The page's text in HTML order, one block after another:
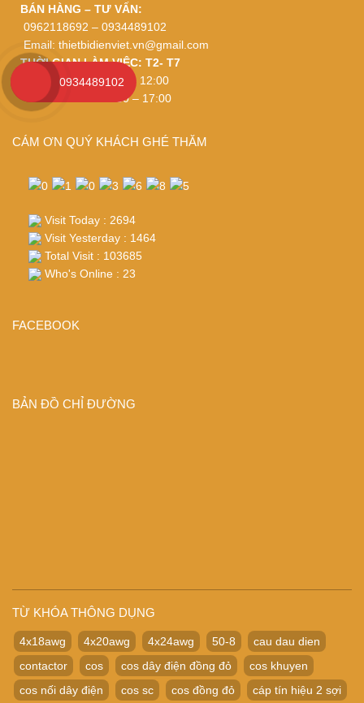
BÁN HÀNG – TƯ VẤN:
0962118692 – 0934489102
Email: thietbidienviet.vn@gmail.com
THỜI GIAN LÀM VIỆC: T2- T7
Buổi sáng: 8:30 – 12:00
Buổi chiều: 1:30 – 17:00
CÁM ƠN QUÝ KHÁCH GHÉ THĂM
Visit Today : 2694
Visit Yesterday : 1464
Total Visit : 103685
Who's Online : 23
FACEBOOK
BẢN ĐỒ CHỈ ĐƯỜNG
TỪ KHÓA THÔNG DỤNG
4x18awg 4x20awg 4x24awg 50-8
cau dau dien
contactor
cos cos dây điện đồng đỏ
cos khuyen
cos nối dây điện
cos sc cos đồng đỏ cáp tín hiệu 2 sợi
0934489102